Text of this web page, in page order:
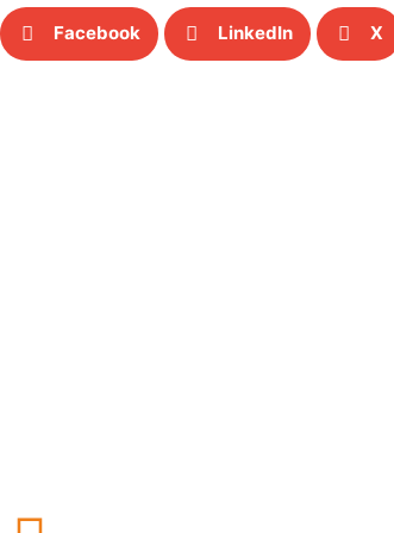
Facebook LinkedIn X